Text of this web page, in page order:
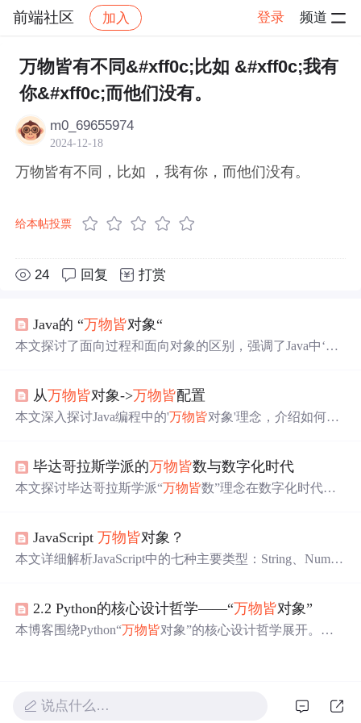
前端社区 加入 登录 频道
社区 前端社区 感慨 帖子详情
万物皆有不同&#xff0c;比如 &#xff0c;我有
你&#xff0c;而他们没有。
m0_69655974
2024-12-18
万物皆有不同，比如 ，我有你，而他们没有。
给本帖投票
24 回复 打赏
Java的 “万物皆对象“
本文探讨了面向过程和面向对象的区别，强调了Java中‘万
使用和static修饰的原理。此外，还讨论了包（import）在Ja
va编程中的作用。
从万物皆对象->万物皆配置
本文深入探讨Java编程中的'万物皆对象'理念，介绍如何利
毕达哥拉斯学派的万物皆数与数字化时代
本文探讨毕达哥拉斯学派“万物皆数”理念在数字化时代的
在计算机科学、人工智能和金融工程等领域的应用，还通
过案例研究展示技术应用及挑战解决方案。
JavaScript万物皆对象？
本文详细解析JavaScript中的七种主要类型：String、Numbe
解。2.2 Python的核心设计哲学——“万物皆对象”
本博客围绕Python“万物皆对象”的核心设计哲学展开。介
引用机制等，助于深入使用Python。
说点什么…